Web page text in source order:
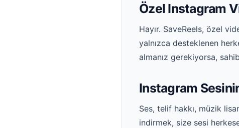
Özel Instagram
Hayır. SaveReels, özel
yalnızca desteklenen
almanız gerekiyorsa,
Instagram
Ses, telif hakkı, müzik
indirmek, size sesi